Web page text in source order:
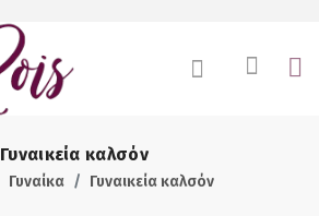
Γυναικεία καλσόν
Γυναίκα Γυναικεία καλσόν